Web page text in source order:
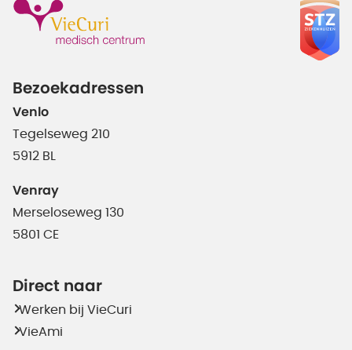
Bezoekadressen
Venlo
Tegelseweg 210
5912 BL
Venray
Merseloseweg 130
5801 CE
Direct naar
Werken bij VieCuri
VieAmi